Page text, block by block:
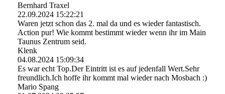
Bernhard Traxel
22.09.2024 15:22:21
Waren jetzt schon das 2. mal da und es wieder fantastisch.
Action pur! Wie kommt bestimmt wieder wenn ihr im Main
Taunus Zentrum seid.
Klenk
04.08.2024 15:09:34
Es war echt Top.Der Eintritt ist es auf jedenfall Wert.Sehr
freundlich.Ich hoffe ihr kommt mal wieder nach Mosbach :)
Mario Spang